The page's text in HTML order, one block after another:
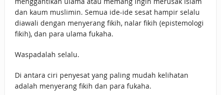
dan kaum muslimin. Semua ide-ide sesat hampir selalu
diawali dengan menyerang fikih, nalar fikih (epistemologi
fikih), dan para ulama fukaha.
Waspadalah selalu.
Di antara ciri penyesat yang paling mudah kelihatan
adalah menyerang fikih dan para fukaha.